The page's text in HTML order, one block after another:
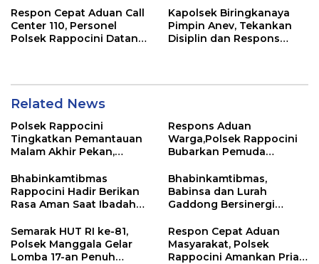
Respon Cepat Aduan Call
Center 110, Personel
Polsek Rappocini Datangi
Kapolsek Biringkanaya
Pimpin Anev, Tekankan
Disiplin dan Respons
Related News
Polsek Rappocini
Tingkatkan Pemantauan
Malam Akhir Pekan,
dan Balapan Liar
Respons Aduan
Warga,Polsek Rappocini
Bubarkan Pemuda
Bhabinkamtibmas
Rappocini Hadir Berikan
Rasa Aman Saat Ibadah
Bhabinkamtibmas,
Babinsa dan Lurah
Gaddong Bersinergi
Pendapat Warga
Semarak HUT RI ke-81,
Polsek Manggala Gelar
Lomba 17-an Penuh
Respon Cepat Aduan
Masyarakat, Polsek
Rappocini Amankan Pria